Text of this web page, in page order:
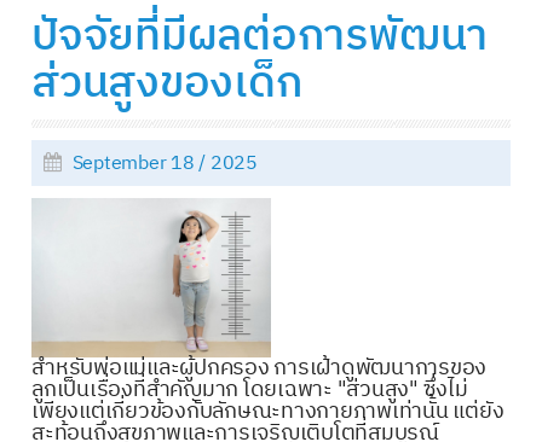
ปัจจัยที่มีผลต่อการพัฒนา
ส่วนสูงของเด็ก
September 18 / 2025
สำหรับพ่อแม่และผู้ปกครอง การเฝ้าดูพัฒนาการของ
ลูกเป็นเรื่องที่สำคัญมาก โดยเฉพาะ "ส่วนสูง" ซึ่งไม่
เพียงแต่เกี่ยวข้องกับลักษณะทางกายภาพเท่านั้น แต่ยัง
สะท้อนถึงสุขภาพและการเจริญเติบโตที่สมบูรณ์